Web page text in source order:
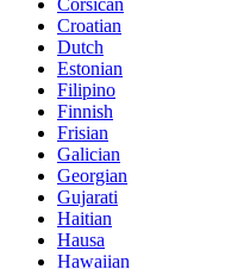
Croatian
Dutch
Estonian
Filipino
Finnish
Frisian
Galician
Georgian
Gujarati
Haitian
Hausa
Hawaiian